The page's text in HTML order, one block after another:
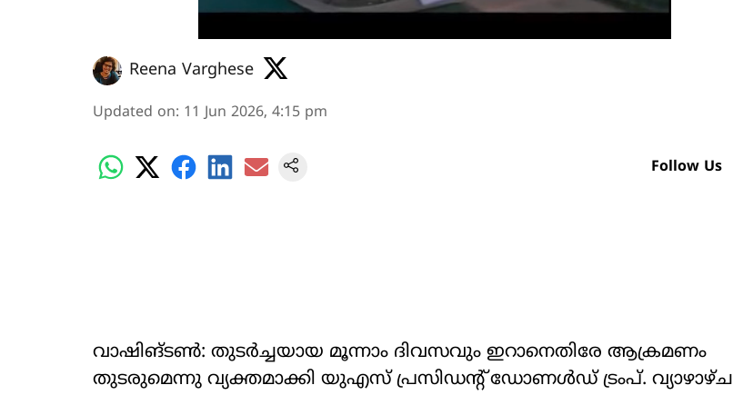
Reena Varghese
Updated on: 11 Jun 2026, 4:15 pm
Follow Us
വാഷിങ്ടൺ: തുടർച്ചയായ മൂന്നാം ദിവസവും ഇറാനെതിരേ ആക്രമണം
തുടരുമെന്നു വ്യക്തമാക്കി യുഎസ് പ്രസിഡന്‍റ് ഡോണൾഡ് ട്രംപ്. വ്യാഴാഴ്ച